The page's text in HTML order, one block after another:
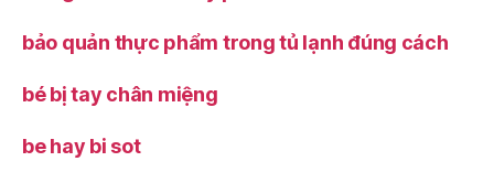
bảo quản thực phẩm trong tủ lạnh đúng cách
bé bị tay chân miệng
be hay bi sot